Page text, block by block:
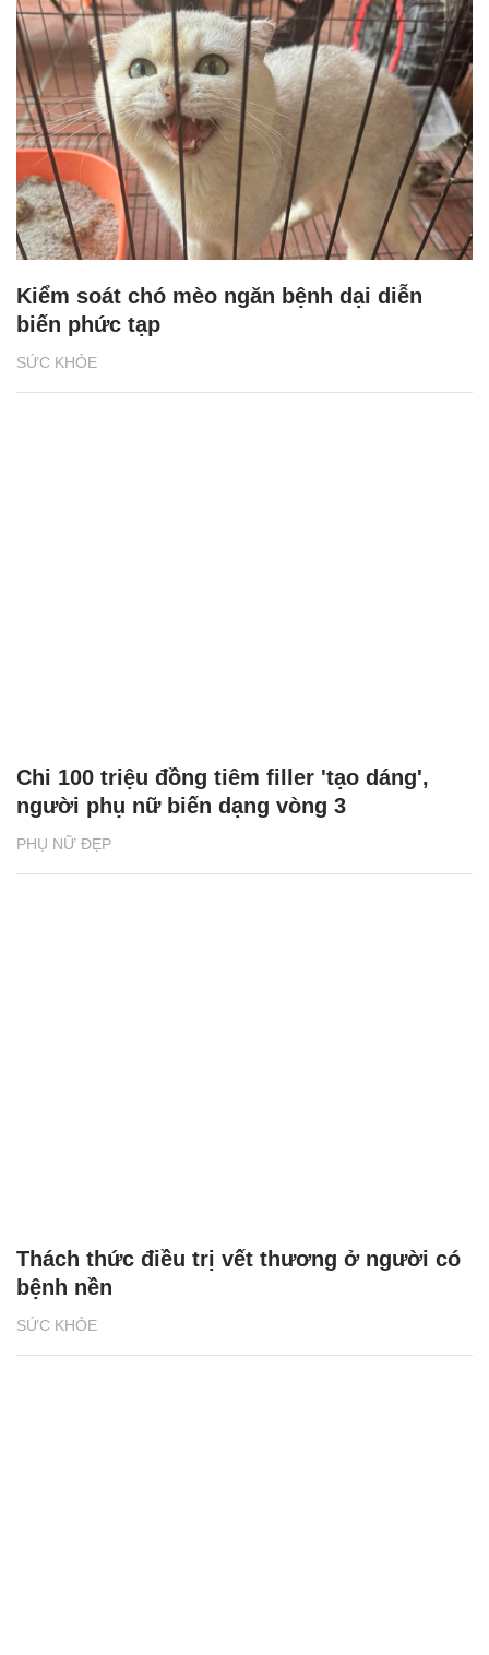
SỨC KHỎE
Kiểm soát chó mèo ngăn bệnh dại diễn
biến phức tạp
PHỤ NỮ ĐẸP
Chi 100 triệu đồng tiêm filler 'tạo dáng',
người phụ nữ biến dạng vòng 3
SỨC KHỎE
Thách thức điều trị vết thương ở người có
bệnh nền